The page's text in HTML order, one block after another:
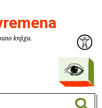
knjiga.